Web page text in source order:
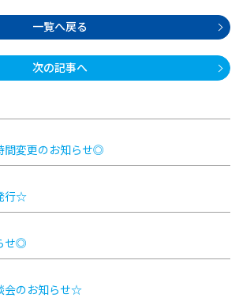
一覧へ戻る
次の記事へ
変更のお知らせ◎
行☆
せ◎
会のお知らせ☆